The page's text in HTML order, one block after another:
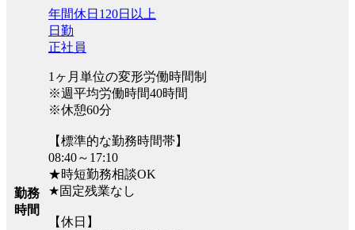
勤務
時間
年間休日120日以上
日勤
正社員
1ヶ月単位の変形労働時間制
※週平均労働時間40時間
※休憩60分
【標準的な勤務時間帯】
08:40～17:10
★時短勤務相談OK
★固定残業なし
【休日】